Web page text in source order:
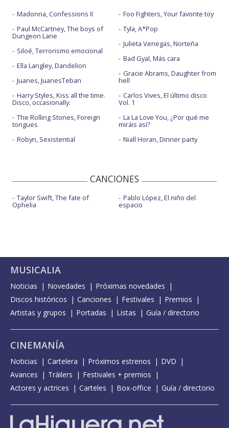
Madonna, Confessions II
Paul McCartney, The boys of
Dungeon Lane
Siloé, Terrorismo emocional
Ella Langley, Dandelion
Juanes, JuanesTeban
Harry Styles, Kiss all the time.
Disco, occasionally.
The Rolling Stones, Foreign
tongues
Robyn, Sexistential
Foo Fighters, Your favorite toy
Tyla, A*Pop
Julieta Venegas, Norteña
Bad Gyal, Más cara
Gracie Abrams, Daughter from
hell
Carlos Vives, El último disco
Vol. 1
La La Love You, ¿Por qué me
miráis así?
Niall Horan, Dinner party
CANCIONES
Taylor Swift, The fate of
Ophelia
Pablo López, El niño del
espacio
MUSICALIA
Noticias Novedades
Próximas novedades
Discos históricos
Canciones Festivales
Premios
Artistas y grupos
Portadas Listas Guía / directorio
CINEMANÍA
Noticias Cartelera Próximos estrenos
DVD
Avances
Tráilers
Festivales + premios
Actores y actrices
Carteles Box-office Guía / directorio